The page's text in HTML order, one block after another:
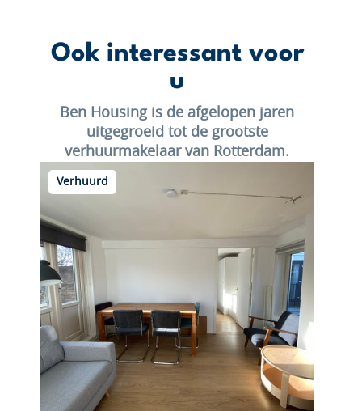
Ook interessant voor
u
Ben Housing is de afgelopen jaren
uitgegroeid tot de grootste
verhuurmakelaar van Rotterdam.
Verhuurd